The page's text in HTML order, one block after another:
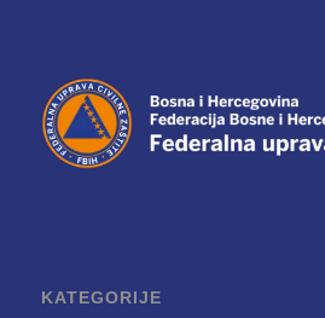
KATEGORIJE